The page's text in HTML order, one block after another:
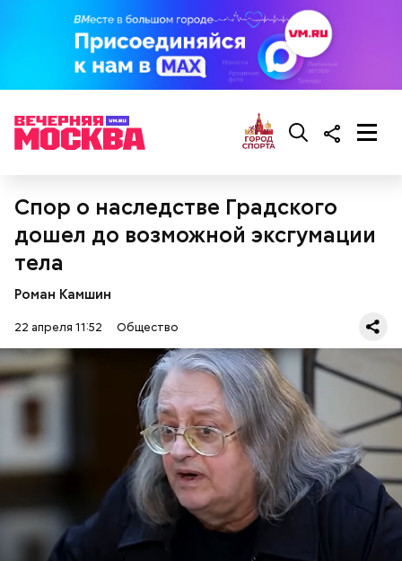
Спор о наследстве Градского
дошел до возможной эксгумации
тела
Роман Камшин
22 апреля 11:52 Общество
кабачок;
брынза;
помидоры черри либо грунтовые.
масла, соль, а сверху бросить хаотично
порезанную брынзу. Затем добавляются помидоры
черри или грунтовые, — рассказал шеф-повар.